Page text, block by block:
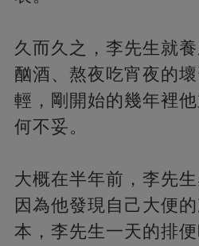
久而久之，李先生就養
酗酒、熬夜吃宵夜的
輕，剛開始的幾年裡
何不妥。
大概在半年前，李先
因為他發現自己大便
本，李先生一天的排